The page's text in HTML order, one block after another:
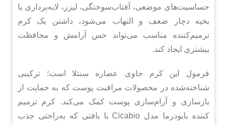
حساسیت‌های موضعی، آفتاب‌سوختگی، لیزر، لایه‌برداری یا
بخیه دچار ضعف و التهاب می‌شود، داشتن یک کرم
ترمیم‌کننده مناسب می‌تواند حس آرامش و محافظت
بیشتری ایجاد کند.
فرمول این کرم حاوی عصاره سنتلا است؛ ترکیبی
شناخته‌شده در محصولات مراقبت پوست که به حمایت از
بازسازی و آرام‌سازی پوست کمک می‌کند. کرم ترمیم
کننده بایودرما مدل Cicabio با بافتی که به‌راحتی جذب